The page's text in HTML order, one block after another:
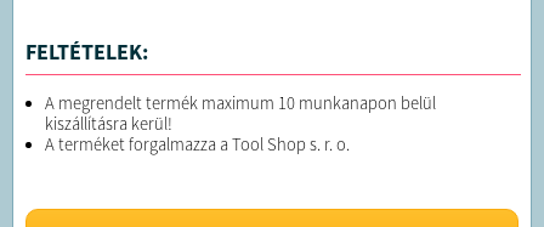
FELTÉTELEK:
A megrendelt termék maximum 10 munkanapon belül
kiszállításra kerül!
A terméket forgalmazza a Tool Shop s. r. o.